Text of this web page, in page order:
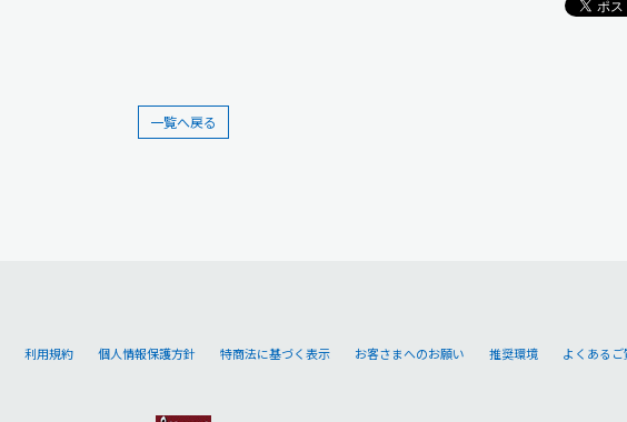
一覧へ戻る
利用規約 個人情報保護方針 特商法に基づく表示 お客さまへのお願い 推奨環境 よくある